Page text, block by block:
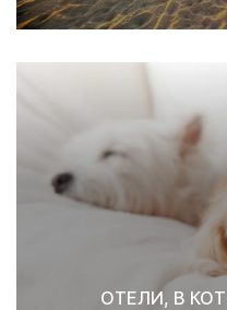
ОТЕЛИ, В